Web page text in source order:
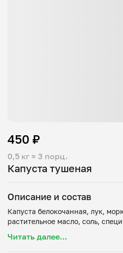
Капуста тушеная
0,5 кг ≈ 3 порц.
450 ₽
Описание и состав
Капуста белокочанная, лук,
Читать далее...